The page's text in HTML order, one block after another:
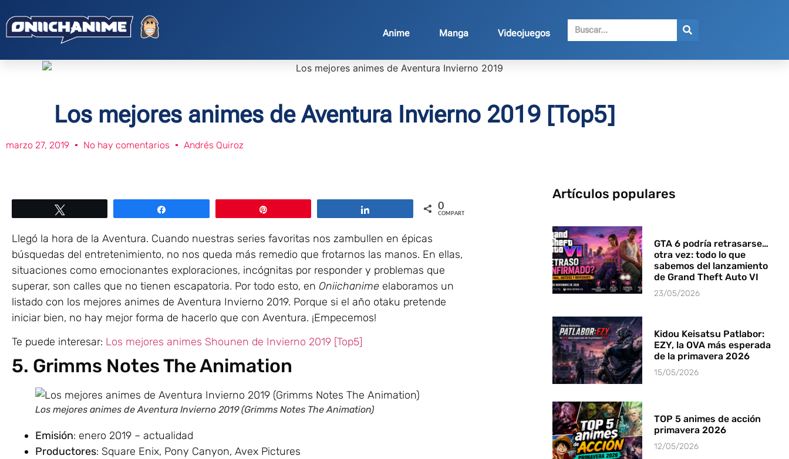
Anime Manga Videojuegos
Los mejores animes de Aventura Invierno 2019 [Top5]
marzo 27, 2019 No hay comentarios Andrés Quiroz
0
COMPARTIR
Llegó la hora de la Aventura. Cuando nuestras series favoritas nos zambullen en épicas
búsquedas del entretenimiento, no nos queda más remedio que frotarnos las manos. En ellas,
situaciones como emocionantes exploraciones, incógnitas por responder y problemas que
superar, son calles que no tienen escapatoria. Por todo esto, en Oniichanime elaboramos un
listado con los mejores animes de Aventura Invierno 2019. Porque si el año otaku pretende
iniciar bien, no hay mejor forma de hacerlo que con Aventura. ¡Empecemos!
Te puede interesar: Los mejores animes Shounen de Invierno 2019 [Top5]
5. Grimms Notes The Animation
Los mejores animes de Aventura Invierno 2019 (Grimms Notes The Animation)
Emisión: enero 2019 – actualidad
Productores: Square Enix, Pony Canyon, Avex Pictures
Artículos populares
GTA 6 podría retrasarse…
otra vez: todo lo que
sabemos del lanzamiento
de Grand Theft Auto VI
23/05/2026
Kidou Keisatsu Patlabor:
EZY, la OVA más esperada
de la primavera 2026
15/05/2026
TOP 5 animes de acción
primavera 2026
12/05/2026